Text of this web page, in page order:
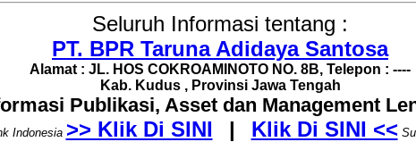
Seluruh Informasi tentang :
PT. BPR Taruna Adidaya Santosa
Alamat : JL. HOS COKROAMINOTO NO. 8B, Telepon : ----
Kab. Kudus , Provinsi Jawa Tengah
Publikasi, Asset dan Management
Indonesia >> Klik Di SINI | Klik Di SINI <<